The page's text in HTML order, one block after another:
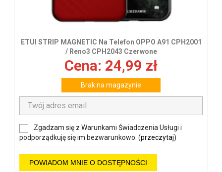
ETUI STRIP MAGNETIC Na Telefon OPPO A91 CPH2001
/ Reno3 CPH2043 Czerwone
Cena: 24,99 zł
Brak na magazynie
Zgadzam się z Warunkami Świadczenia Usługi i
podporządkuję się im bezwarunkowo. (przeczytaj)
POWIADOM MNIE O DOSTĘPNOŚCI